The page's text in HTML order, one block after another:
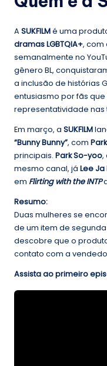
A SUKFILMé uma
dramas LGBTQIA+, com
semanalmente no
gênero BL,
a inclusão de histórias
entusiasmo por fãs
representatividade nas
Em março, a SUKFILM
“Bunny Bunny”, com
principais. Park So-yoo,
mesmo canal, já Lee Ja
em Flirting with the INTP
Resumo:
Duas mulheres se
de um item de
descobre que o
contato com a
Assista ao primeiro